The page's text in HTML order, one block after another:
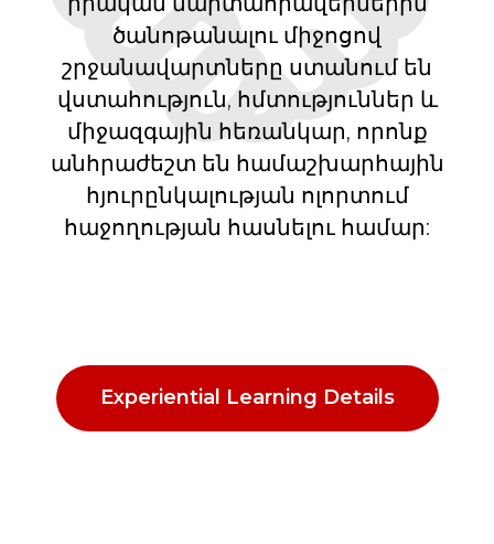
ծանոթանալու միջոցով
շրջանավարտները ստանում են
վստահություն, հմտություններ և
միջազգային հեռանկար, որոնք
անհրաժեշտ են համաշխարհային
հյուրընկալության ոլորտում
հաջողության հասնելու համար:
Experiential Learning Details